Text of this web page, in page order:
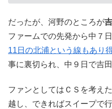
だったが、河野のところが
ファームでの先発から中７
11日の北浦という線もあり
事に裏切られ、中９日で吉田
ファンとしてはＣＳを考え
越し、できればスイープで